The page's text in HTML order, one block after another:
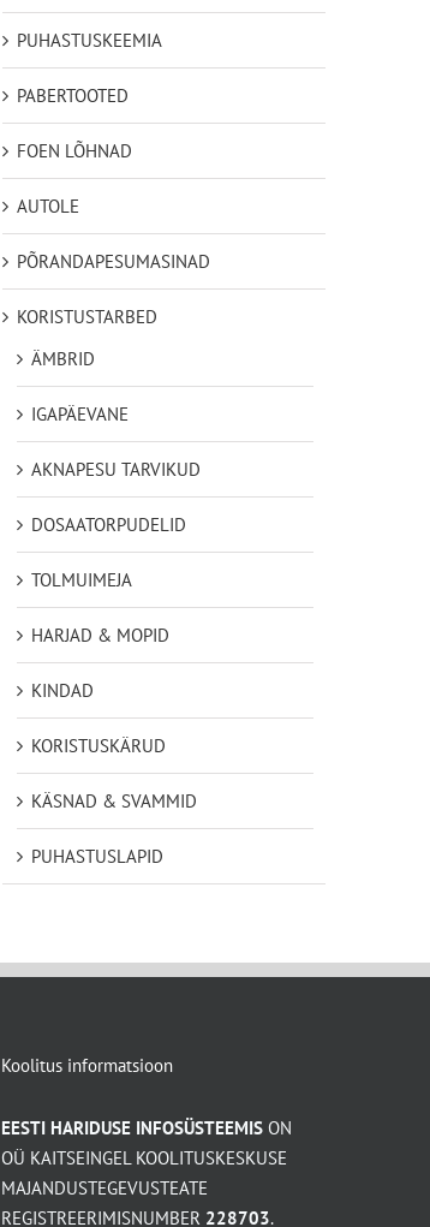
PUHASTUSKEEMIA
PABERTOOTED
FOEN LÕHNAD
AUTOLE
PÕRANDAPESUMASINAD
KORISTUSTARBED
ÄMBRID
IGAPÄEVANE
AKNAPESU TARVIKUD
DOSAATORPUDELID
TOLMUIMEJA
HARJAD & MOPID
KINDAD
KORISTUSKÄRUD
KÄSNAD & SVAMMID
PUHASTUSLAPID
Koolitus informatsioon
EESTI HARIDUSE INFOSÜSTEEMIS ON
OÜ KAITSEINGEL KOOLITUSKESKUSE
MAJANDUSTEGEVUSTEATE
REGISTREERIMISNUMBER 228703.